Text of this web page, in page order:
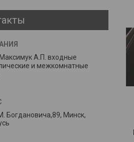
А.П. входные
и межкомнатные
Богдановича,89, Минск,